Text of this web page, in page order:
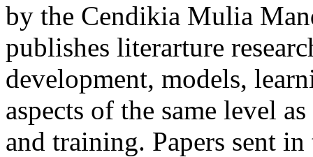
by the Cendikia Mulia
publishes literarture
development, models,
aspects of the same level
and training. Papers sent